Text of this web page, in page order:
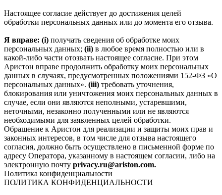
Настоящее согласие действует до достижения целей
обработки персональных данных или до момента его отзыва.
Я вправе: (i) получать сведения об обработке моих
персональных данных; (ii) в любое время полностью или в
какой-либо части отозвать настоящее согласие. При этом
Аристон вправе продолжить обработку моих персональных
данных в случаях, предусмотренных положениями 152-ФЗ «О
персональных данных». (iii) требовать уточнения,
блокирования или уничтожения моих персональных данных в
случае, если они являются неполными, устаревшими,
неточными, незаконно полученными или не являются
необходимыми для заявленных целей обработки.
Обращение к Аристон для реализации и защиты моих прав и
законных интересов, в том числе для отзыва настоящего
согласия, должно быть осуществлено в письменной форме по
адресу Оператора, указанному в настоящем согласии, либо на
электронную почту privacy.ru@ariston.com.
Политика конфиденциальности
ПОЛИТИКА КОНФИДЕНЦИАЛЬНОСТИ